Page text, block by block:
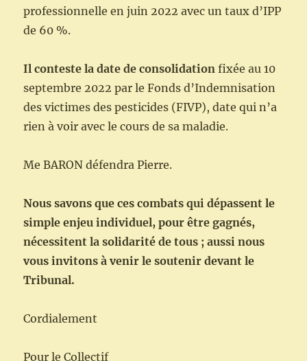
professionnelle en juin 2022 avec un taux d’IPP
de 60 %.
Il conteste la date de consolidation fixée au 10
septembre 2022 par le Fonds d’Indemnisation
des victimes des pesticides (FIVP), date qui n’a
rien à voir avec le cours de sa maladie.
Me BARON défendra Pierre.
Nous savons que ces combats qui dépassent le
simple enjeu individuel, pour être gagnés,
nécessitent la solidarité de tous ; aussi nous
vous invitons à venir le soutenir devant le
Tribunal.
Cordialement
Pour le Collectif